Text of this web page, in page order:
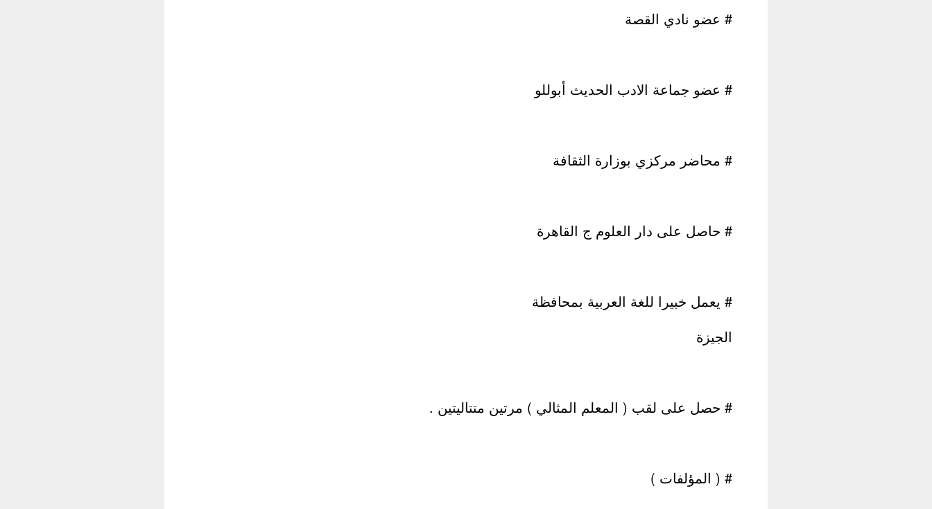
# عضو نادي القصة
# عضو جماعة الادب الحديث أبوللو
# محاضر مركزي بوزارة الثقافة
# حاصل على دار العلوم ج القاهرة
# يعمل خبيرا للغة العربية بمحافظة
الجيزة
# حصل على لقب ( المعلم المثالي ) مرتين متتاليتين .
# ( المؤلفات )